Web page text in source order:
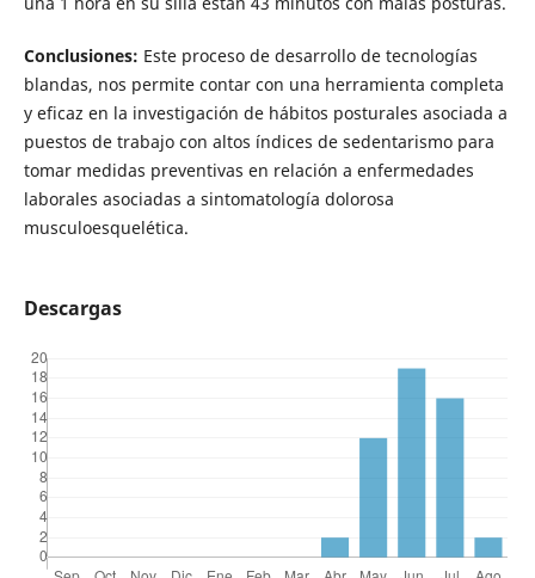
Conclusiones: Este proceso de desarrollo de tecnologías
blandas, nos permite contar con una herramienta completa
y eficaz en la investigación de hábitos posturales asociada a
puestos de trabajo con altos índices de sedentarismo para
tomar medidas preventivas en relación a enfermedades
laborales asociadas a sintomatología dolorosa
musculoesquelética.
Descargas